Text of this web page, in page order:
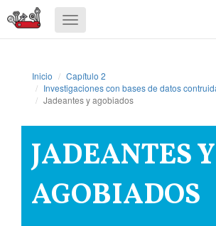
Desplegar
navegación
Inicio
Capítulo 2
Investigaciones con bases de datos
Jadeantes y agobiados
JADEANTES Y
AGOBIADOS